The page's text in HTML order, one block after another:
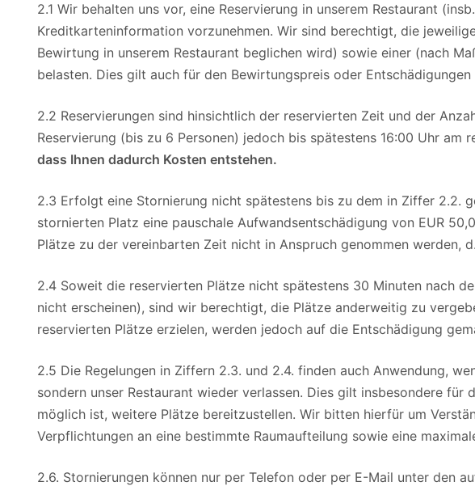
2.1 Wir behalten uns vor, eine Reservierung in unserem Restaurant
Kreditkarteninformation vorzunehmen. Wir sind berechtigt, die
Bewirtung in unserem Restaurant beglichen wird) sowie einer (nach
belasten. Dies gilt auch für den Bewirtungspreis oder Entschädigungen
2.2 Reservierungen sind hinsichtlich der reservierten Zeit und der
Reservierung (bis zu 6 Personen) jedoch bis spätestens 16:00 Uhr
dass Ihnen dadurch Kosten entstehen.
2.3 Erfolgt eine Stornierung nicht spätestens bis zu dem in Ziffer 2.2.
stornierten Platz eine pauschale Aufwandsentschädigung von EUR
Plätze zu der vereinbarten Zeit nicht in Anspruch genommen werden,
2.4 Soweit die reservierten Plätze nicht spätestens 30 Minuten nach
nicht erscheinen), sind wir berechtigt, die Plätze anderweitig zu
reservierten Plätze erzielen, werden jedoch auf die Entschädigung
2.5 Die Regelungen in Ziffern 2.3. und 2.4. finden auch Anwendung,
sondern unser Restaurant wieder verlassen. Dies gilt insbesondere für
möglich ist, weitere Plätze bereitzustellen. Wir bitten hierfür um
Verpflichtungen an eine bestimmte Raumaufteilung sowie eine
2.6. Stornierungen können nur per Telefon oder per E-Mail unter den